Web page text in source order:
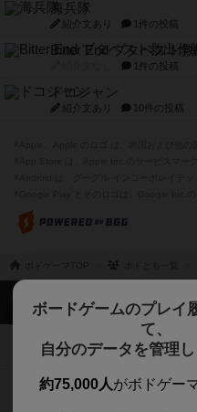
海兵隊
紹介文あり 1件の投稿
Bitter End ブタペスト救
1件の投稿
ドコジャン
紹介文あり 10件の投稿
ボードゲームのプレイ
て、
自分のデータを管理
約75,000人がボドゲー
ボドゲーマTOP
ボードゲームを検索する
ボードゲームの新着レ